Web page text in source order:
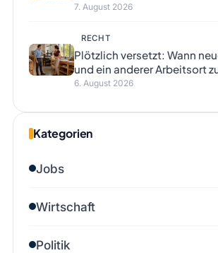
7. August 2026
RECHT
Plötzlich versetzt: Wann
und ein anderer Arbeitsort
6. August 2026
Kategorien
Jobs
Wirtschaft
Politik